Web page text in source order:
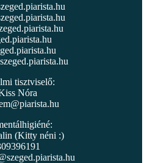
tisztviselő:
Nóra
(Kitty néni :)